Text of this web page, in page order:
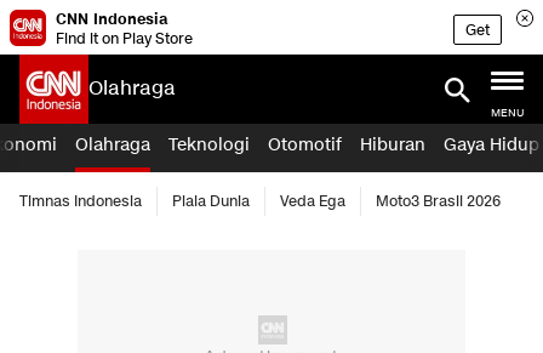
CNN Indonesia
Find it on Play Store
Get
Olahraga
MENU
Olahraga Teknologi Otomotif Hiburan Gaya Hidup
Timnas Indonesia Piala Dunia Veda Ega Moto3 Brasil 2026